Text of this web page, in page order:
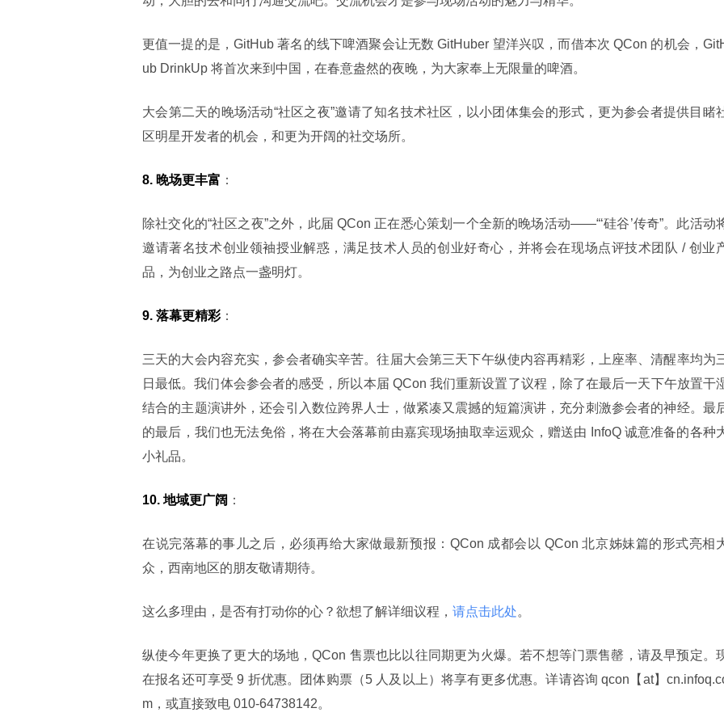
更值一提的是，GitHub 著名的线下啤酒聚会让无数 GitHuber 望洋兴叹，而借本次 QCon 的机会，
ub DrinkUp 将首次来到中国，在春意盎然的夜晚，为大家奉上无限量的啤酒。
大会第二天的晚场活动“社区之夜”邀请了知名技术社区，以小团体集会的形式，更为参会者提供目睹
区明星开发者的机会，和更为开阔的社交场所。
8. 晚场更丰富 ：
除社交化的“社区之夜”之外，此届 QCon 正在悉心策划一个全新的晚场活动——“‘硅谷’传奇”。此活动
邀请著名技术创业领袖授业解惑，满足技术人员的创业好奇心，并将会在现场点评技术团队 / 创业
品，为创业之路点一盏明灯。
9. 落幕更精彩：
三天的大会内容充实，参会者确实辛苦。往届大会第三天下午纵使内容再精彩，上座率、清醒率均为
日最低。我们体会参会者的感受，所以本届 QCon 我们重新设置了议程，除了在最后一天下午放置干
结合的主题演讲外，还会引入数位跨界人士，做紧凑又震撼的短篇演讲，充分刺激参会者的神经。最
的最后，我们也无法免俗，将在大会落幕前由嘉宾现场抽取幸运观众，赠送由 InfoQ 诚意准备的各种
小礼品。
10. 地域更广阔 ：
在说完落幕的事儿之后，必须再给大家做最新预报：QCon 成都会以 QCon 北京姊妹篇的形式亮相
众，西南地区的朋友敬请期待。
这么多理由，是否有打动你的心？欲想了解详细议程， 请点击此处。
纵使今年更换了更大的场地，QCon 售票也比以往同期更为火爆。若不想等门票售罄，请及早预定。
在报名还可享受 9 折优惠。团体购票（5 人及以上）将享有更多优惠。详请咨询 qcon【at】
m，或直接致电 010-64738142。